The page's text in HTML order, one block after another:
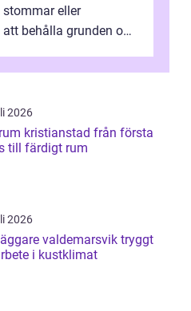
eller
behålla grunden och
2026
kristianstad från första
till färdigt rum
2026
valdemarsvik tryggt
i kustklimat